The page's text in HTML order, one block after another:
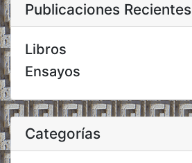
Publicaciones Recientes
Libros
Ensayos
Categorías